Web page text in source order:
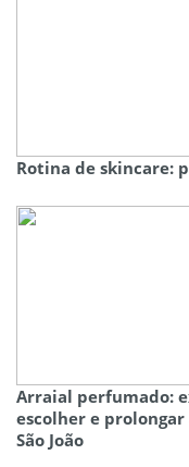
Rotina de skincare:
Arraial perfumado:
escolher e
São João